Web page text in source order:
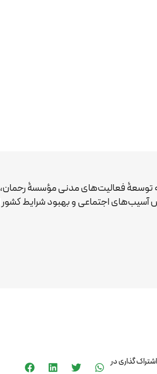
فعالیت‌های مدنی مؤسسۀ رحمان،
آسیب‌های اجتماعی و بهبود شرایط کشور
اشتراک گذاری در